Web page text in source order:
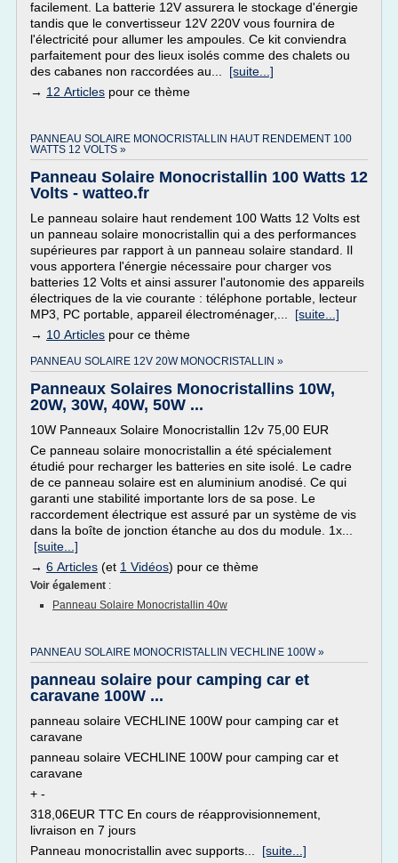
facilement. La batterie 12V assurera le stockage d'énergie
tandis que le convertisseur 12V 220V vous fournira de
l'électricité pour allumer les ampoules. Ce kit conviendra
parfaitement pour des lieux isolés comme des chalets ou
des cabanes non raccordées au... [suite...]
→ 12 Articles pour ce thème
PANNEAU SOLAIRE MONOCRISTALLIN HAUT RENDEMENT 100
WATTS 12 VOLTS »
Panneau Solaire Monocristallin 100 Watts 12
Volts - watteo.fr
Le panneau solaire haut rendement 100 Watts 12 Volts est
un panneau solaire monocristallin qui a des performances
supérieures par rapport à un panneau solaire standard. Il
vous apportera l'énergie nécessaire pour charger vos
batteries 12 Volts et ainsi assurer l'autonomie des appareils
électriques de la vie courante : téléphone portable, lecteur
MP3, PC portable, appareil électroménager,... [suite...]
→ 10 Articles pour ce thème
PANNEAU SOLAIRE 12V 20W MONOCRISTALLIN »
Panneaux Solaires Monocristallins 10W,
20W, 30W, 40W, 50W ...
10W Panneaux Solaire Monocristallin 12v 75,00 EUR
Ce panneau solaire monocristallin a été spécialement
étudié pour recharger les batteries en site isolé. Le cadre
de ce panneau solaire est en aluminium anodisé. Ce qui
garanti une stabilité importante lors de sa pose. Le
raccordement électrique est assuré par un système de vis
dans la boîte de jonction étanche au dos du module. 1x...
[suite...]
→ 6 Articles (et 1 Vidéos) pour ce thème
Voir également :
Panneau Solaire Monocristallin 40w
PANNEAU SOLAIRE MONOCRISTALLIN VECHLINE 100W »
panneau solaire pour camping car et
caravane 100W ...
panneau solaire VECHLINE 100W pour camping car et
caravane
panneau solaire VECHLINE 100W pour camping car et
caravane
+ -
318,06EUR TTC En cours de réapprovisionnement,
livraison en 7 jours
Panneau monocristallin avec supports... [suite...]